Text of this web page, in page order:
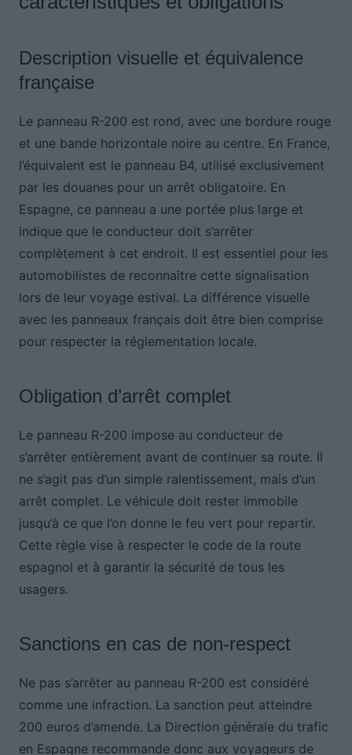
Description visuelle et équivalence
française
Le panneau R-200 est rond, avec une bordure rouge
et une bande horizontale noire au centre. En France,
l’équivalent est le panneau B4, utilisé exclusivement
par les douanes pour un arrêt obligatoire. En
Espagne, ce panneau a une portée plus large et
indique que le conducteur doit s’arrêter
complètement à cet endroit. Il est essentiel pour les
automobilistes de reconnaître cette signalisation
lors de leur voyage estival. La différence visuelle
avec les panneaux français doit être bien comprise
pour respecter la réglementation locale.
Obligation d’arrêt complet
Le panneau R-200 impose au conducteur de
s’arrêter entièrement avant de continuer sa route. Il
ne s’agit pas d’un simple ralentissement, mais d’un
arrêt complet. Le véhicule doit rester immobile
jusqu’à ce que l’on donne le feu vert pour repartir.
Cette règle vise à respecter le code de la route
espagnol et à garantir la sécurité de tous les
usagers.
Sanctions en cas de non-respect
Ne pas s’arrêter au panneau R-200 est considéré
comme une infraction. La sanction peut atteindre
200 euros d’amende. La Direction générale du trafic
en Espagne recommande donc aux voyageurs de